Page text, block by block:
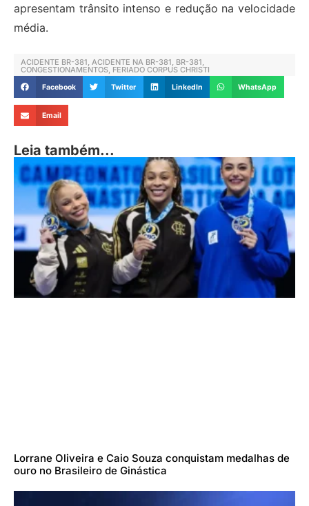
apresentam trânsito intenso e redução na velocidade
média.
ACIDENTE BR-381, ACIDENTE NA BR-381, BR-381,
CONGESTIONAMENTOS, FERIADO CORPUS CHRISTI
Facebook Twitter LinkedIn WhatsApp
Email
Leia também...
Lorrane Oliveira e Caio Souza conquistam medalhas de
ouro no Brasileiro de Ginástica